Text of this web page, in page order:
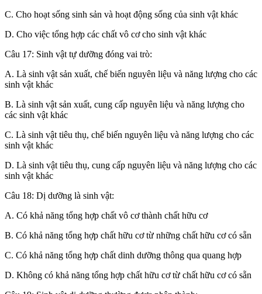
C. Cho hoạt sống sinh sản và hoạt động sống của sinh vật khác
D. Cho việc tổng hợp các chất vô cơ cho sinh vật khác
Câu 17: Sinh vật tự dưỡng đóng vai trò:
A. Là sinh vật sản xuất, chế biến nguyên liệu và năng lượng cho các
sinh vật khác
B. Là sinh vật sản xuất, cung cấp nguyên liệu và năng lượng cho
các sinh vật khác
C. Là sinh vật tiêu thụ, chế biến nguyên liệu và năng lượng cho các
sinh vật khác
D. Là sinh vật tiêu thụ, cung cấp nguyên liệu và năng lượng cho các
sinh vật khác
Câu 18: Dị dưỡng là sinh vật:
A. Có khả năng tổng hợp chất vô cơ thành chất hữu cơ
B. Có khả năng tổng hợp chất hữu cơ từ những chất hữu cơ có sẵn
C. Có khả năng tổng hợp chất dinh dưỡng thông qua quang hợp
D. Không có khả năng tổng hợp chất hữu cơ từ chất hữu cơ có sẵn